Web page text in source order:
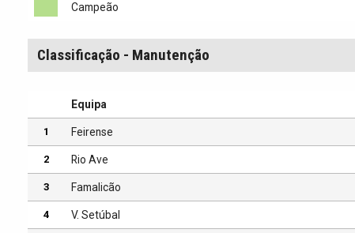
Campeão
Classificação - Manutenção
Equipa
1 Feirense
2 Rio Ave
3 Famalicão
4 V. Setúbal